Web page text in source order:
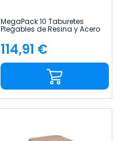
MegaPack 10 Taburetes
Plegables de Resina y Acero
31x45cm Blancos 7house
Precio
114,91 €